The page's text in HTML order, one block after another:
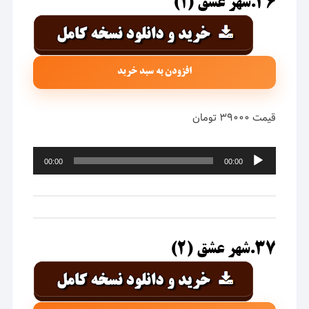
افزودن به سبد خرید
قیمت ۳۹۰۰۰ تومان
پخش‌کننده
صوت
00:00
00:00
۳۷.شهر عشق (۲)